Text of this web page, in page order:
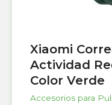
Xiaomi
Actividad
Color Verde
Accesorios para